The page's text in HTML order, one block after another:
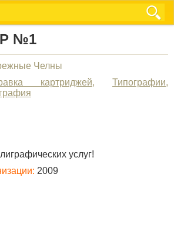
№1
Челны
картриджей, Типографии,
услуг!
2009